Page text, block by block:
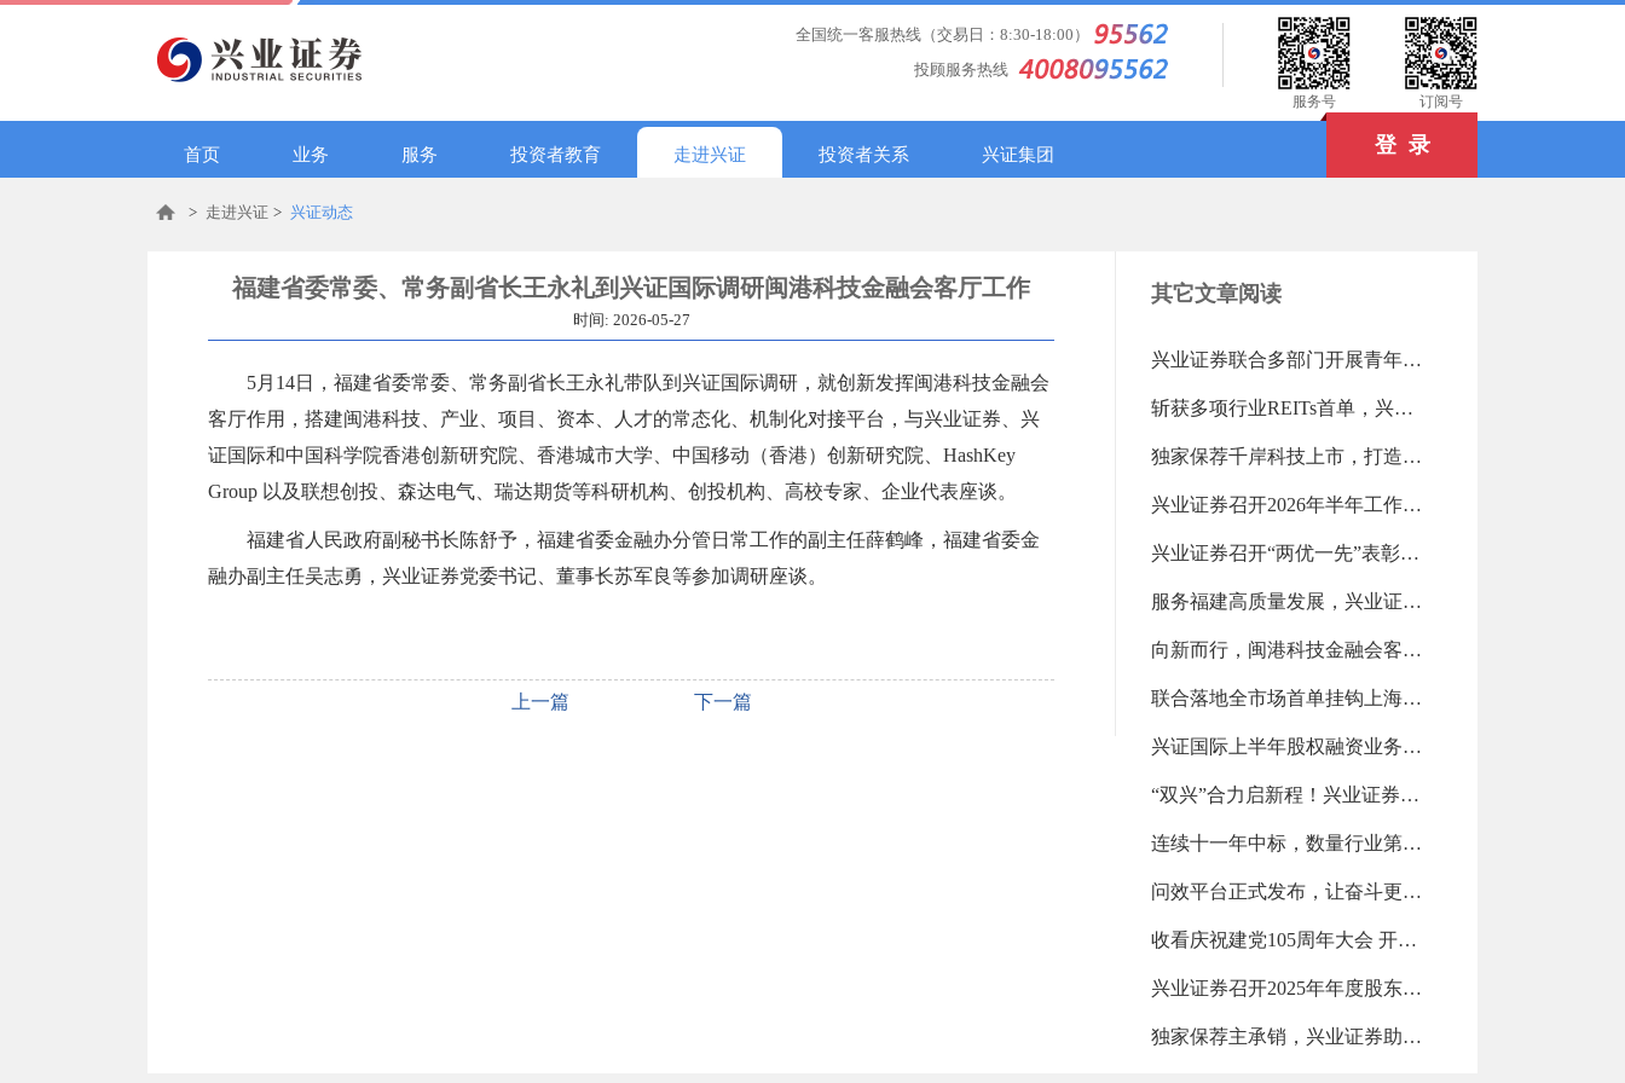
全国统一客服热线（交易日：8:30-18:00）
投顾服务热线
服务号 订阅号
首页 业务 服务 投资者教育 走进兴证 投资者关系 兴证集团 登 录
> 走进兴证 > 兴证动态
福建省委常委、常务副省长王永礼到兴证国际调研闽港科技金融会客厅工作
时间: 2026-05-27
5月14日，福建省委常委、常务副省长王永礼带队到兴证国际调研，就创新发挥闽港科技金融会
客厅作用，搭建闽港科技、产业、项目、资本、人才的常态化、机制化对接平台，与兴业证券、兴
证国际和中国科学院香港创新研究院、香港城市大学、中国移动（香港）创新研究院、HashKey
Group 以及联想创投、森达电气、瑞达期货等科研机构、创投机构、高校专家、企业代表座谈。
福建省人民政府副秘书长陈舒予，福建省委金融办分管日常工作的副主任薛鹤峰，福建省委金
融办副主任吴志勇，兴业证券党委书记、董事长苏军良等参加调研座谈。
上一篇 下一篇
其它文章阅读
兴业证券联合多部门开展青年读书活动（2026-08-03 18:25:16.0)
斩获多项行业REITs首单，兴业证券高效盘活存量资产（2026-08-03 18:24:04.0)
独家保荐千岸科技上市，打造北交所跨境电商第一股（2026-08-03 18:23:21.0)
兴业证券召开2026年半年工作会议（2026-07-28 13:15:12.0)
兴业证券召开“两优一先”表彰大会（2026-07-28 13:14:20.0)
服务福建高质量发展，兴业证券斩获第一名（2026-07-28 13:13:50.0)
向新而行，闽港科技金融会客厅亮相政银企对接交流会（2026-07-21 14:10:59.0)
联合落地全市场首单挂钩上海清算所美债新发债券指数的场外衍生品交易（2026-07-21 14:10:14.0)
兴证国际上半年股权融资业务位列中资券商前五！（2026-07-21 14:09:33.0)
“双兴”合力启新程！兴业证券与兴业银行推动全方位融合发展（2026-07-15 11:10:57.0)
连续十一年中标，数量行业第二（2026-07-15 11:10:08.0)
问效平台正式发布，让奋斗更有力量（2026-07-15 11:09:18.0)
收看庆祝建党105周年大会 开展学习教育专题党课（2026-07-07 09:24:42.0)
兴业证券召开2025年年度股东会（2026-07-07 09:23:47.0)
独家保荐主承销，兴业证券助力益坤电气登陆北交所（2026-07-07 09:22:29.0)